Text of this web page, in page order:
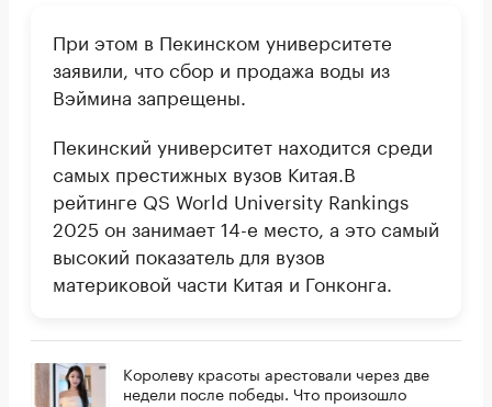
При этом в Пекинском университете
заявили, что сбор и продажа воды из
Вэймина запрещены.
Пекинский университет находится среди
самых престижных вузов Китая.В
рейтинге QS World University Rankings
2025 он занимает 14-е место, а это самый
высокий показатель для вузов
материковой части Китая и Гонконга.
Королеву красоты арестовали через две
недели после победы. Что произошло